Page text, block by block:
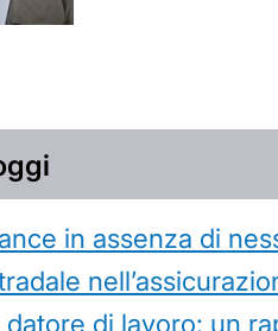
in assenza di
di lavoro: un